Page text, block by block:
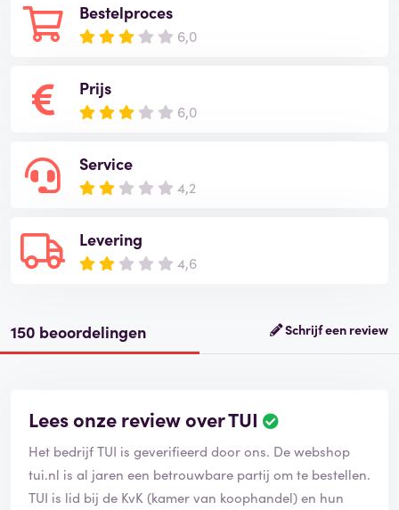
Bestelproces
6,0
Prijs
6,0
Service
4,2
Levering
4,6
150 beoordelingen Schrijf een review
Lees onze review over TUI
Het bedrijf TUI is geverifieerd door ons. De webshop
tui.nl is al jaren een betrouwbare partij om te bestellen.
TUI is lid bij de KvK (kamer van koophandel) en hun